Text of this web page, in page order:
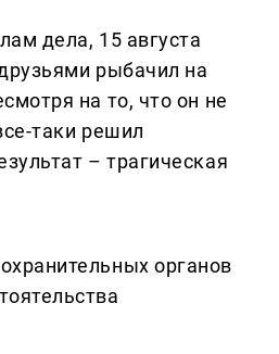
дела, 15 августа
рыбачил на
на то, что он не
таки решил
– трагическая
органов